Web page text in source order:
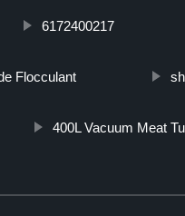
6172400217
Flocculant
400L Vacuum Meat